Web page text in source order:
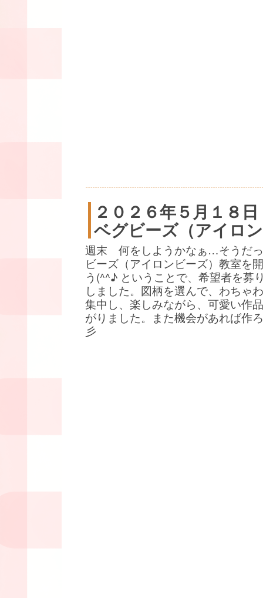
２０２６年５月１８日
ベグビーズ（アイロ
週末 何をしようかなぁ…そうだ
ビーズ（アイロンビーズ）教室を
う(^^♪ ということで、希望者を募
しました。図柄を選んで、わちゃ
集中し、楽しみながら、可愛い作
がりました。また機会があれば作
彡